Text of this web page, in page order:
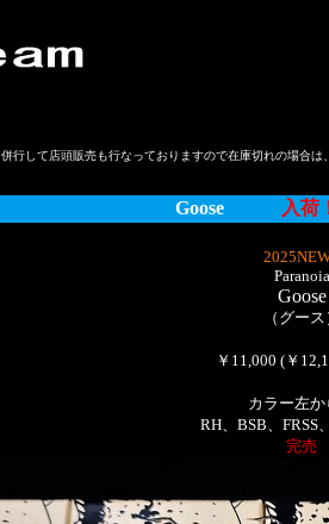
併行して店頭販売も行なっておりますので在庫切れの場合は
Goose 入荷
Paranoia
Goose
（グー
￥11,000 (￥
カラー左か
RH、BSB、FRSS
完売